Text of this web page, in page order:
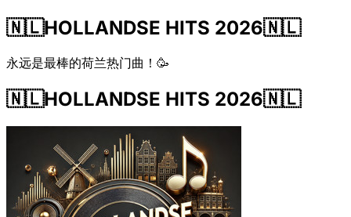
🇳🇱HOLLANDSE HITS 2026🇳🇱
永远是最棒的荷兰热门曲！🥳
🇳🇱HOLLANDSE HITS 2026🇳🇱